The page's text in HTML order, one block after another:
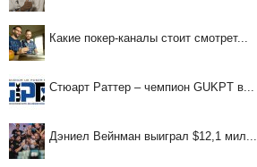
Какие покер-каналы стоит смотрет...
Стюарт Раттер – чемпион GUKPT в...
Дэниел Вейнман выиграл $12,1 мил...